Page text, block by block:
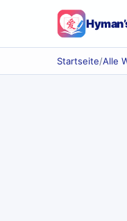
Startseite/Alle